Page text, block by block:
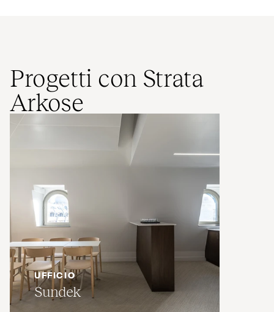
Progetti con Strata
Arkose
UFFICIO
Sundek